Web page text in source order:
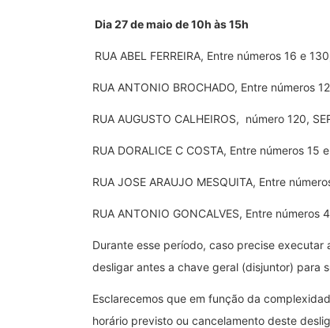
Dia 27 de maio de 10h às 15h
RUA ABEL FERREIRA, Entre números 16 e
RUA ANTONIO BROCHADO, Entre números
RUA AUGUSTO CALHEIROS, número 120,
RUA DORALICE C COSTA, Entre números 15
RUA JOSE ARAUJO MESQUITA, Entre
RUA ANTONIO GONCALVES, Entre números
Durante esse período, caso precise
desligar antes a chave geral (disjuntor) para
Esclarecemos que em função da
horário previsto ou cancelamento deste